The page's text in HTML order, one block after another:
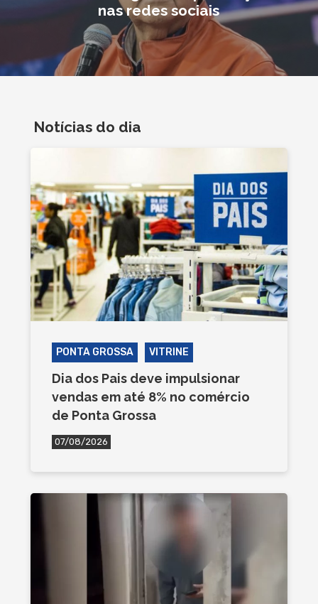
nas redes sociais
Notícias do dia
PONTA GROSSA VITRINE
Dia dos Pais deve impulsionar
vendas em até 8% no comércio
de Ponta Grossa
07/08/2026